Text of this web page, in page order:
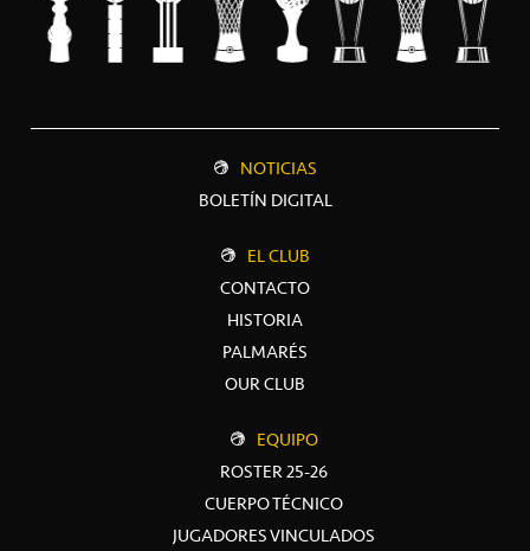
NOTICIAS
BOLETÍN DIGITAL
EL CLUB
CONTACTO
HISTORIA
PALMARÉS
OUR CLUB
EQUIPO
ROSTER 25-26
CUERPO TÉCNICO
JUGADORES VINCULADOS